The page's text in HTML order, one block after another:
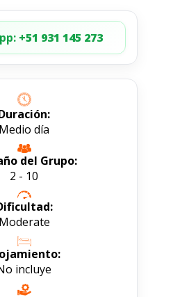
+51 931 145 273
Medio día
del Grupo:
2 - 10
Moderate
incluye